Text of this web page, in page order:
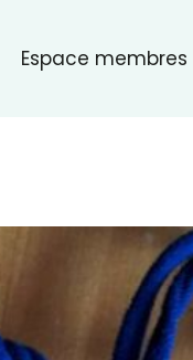
Espace membres